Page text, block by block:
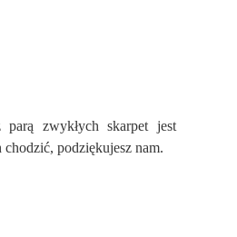
zwykłych skarpet jest
podziękujesz nam.